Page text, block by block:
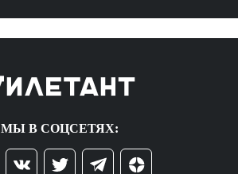
МЫ В СОЦСЕТЯХ: